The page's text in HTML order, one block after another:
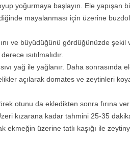
yoğurmaya başlayın. Ele yapışan
mayalanması için üzerine
ve büyüdüğünü gördüğünüzde şekil
ısıtılmalıdır.
yağ ile yağlanır. Daha sonrasında
açılarak domates ve zeytinleri
otunu da ekledikten sonra fırına
kızarana kadar tahmini 25-35
ekmeğin üzerine tatlı kaşığı ile